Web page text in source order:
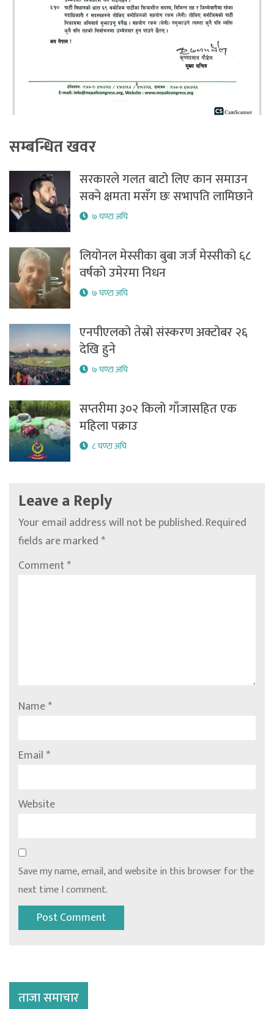
सम्बन्धित खवर
सरकारले गलत बाटो लिए कान समाउन
सक्ने क्षमता मसँग छः सभापति लामिछाने
७ घण्टा अघि
लियोनल मेस्सीका बुबा जर्ज मेस्सीको ६८
वर्षको उमेरमा निधन
७ घण्टा अघि
एनपीएलको तेस्रो संस्करण अक्टोबर २६
देखि हुने
७ घण्टा अघि
सप्तरीमा ३०२ किलो गाँजासहित एक
महिला पक्राउ
८ घण्टा अघि
Leave a Reply
Your email address will not be published.Required
fields are marked*
Comment*
Name*
Email*
Website
Save my name, email, and website in this browser for the
next time I comment.
ताजा समाचार